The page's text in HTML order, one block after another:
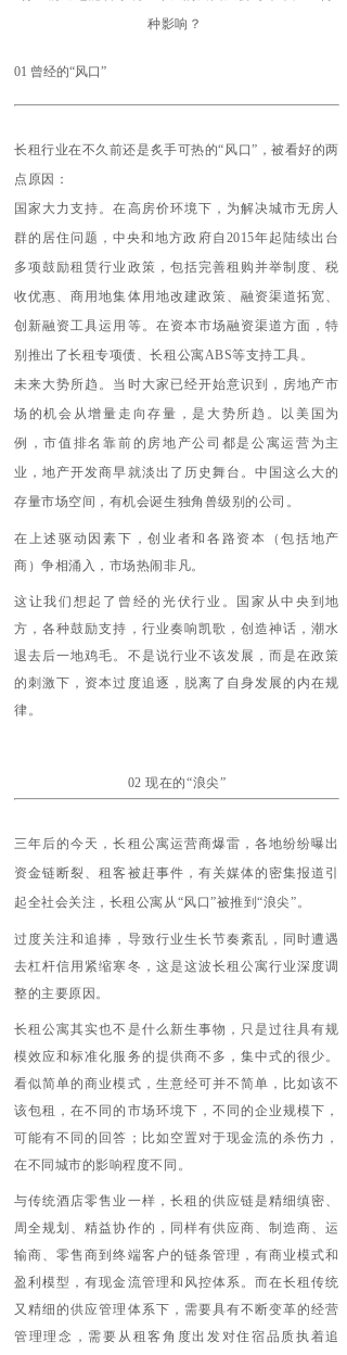
种影响？
01 曾经的“风口”
长租行业在不久前还是炙手可热的“风口”，被看好的两
点原因：
国家大力支持。在高房价环境下，为解决城市无房人
群的居住问题，中央和地方政府自2015年起陆续出台
多项鼓励租赁行业政策，包括完善租购并举制度、税
收优惠、商用地集体用地改建政策、融资渠道拓宽、
创新融资工具运用等。在资本市场融资渠道方面，特
别推出了长租专项债、长租公寓ABS等支持工具。
未来大势所趋。当时大家已经开始意识到，房地产市
场的机会从增量走向存量，是大势所趋。以美国为
例，市值排名靠前的房地产公司都是公寓运营为主
业，地产开发商早就淡出了历史舞台。中国这么大的
存量市场空间，有机会诞生独角兽级别的公司。
在上述驱动因素下，创业者和各路资本（包括地产
商）争相涌入，市场热闹非凡。
这让我们想起了曾经的光伏行业。国家从中央到地
方，各种鼓励支持，行业奏响凯歌，创造神话，潮水
退去后一地鸡毛。不是说行业不该发展，而是在政策
的刺激下，资本过度追逐，脱离了自身发展的内在规
律。
02 现在的“浪尖”
三年后的今天，长租公寓运营商爆雷，各地纷纷曝出
资金链断裂、租客被赶事件，有关媒体的密集报道引
起全社会关注，长租公寓从“风口”被推到“浪尖”。
过度关注和追捧，导致行业生长节奏紊乱，同时遭遇
去杠杆信用紧缩寒冬，这是这波长租公寓行业深度调
整的主要原因。
长租公寓其实也不是什么新生事物，只是过往具有规
模效应和标准化服务的提供商不多，集中式的很少。
看似简单的商业模式，生意经可并不简单，比如该不
该包租，在不同的市场环境下，不同的企业规模下，
可能有不同的回答；比如空置对于现金流的杀伤力，
在不同城市的影响程度不同。
与传统酒店零售业一样，长租的供应链是精细缜密、
周全规划、精益协作的，同样有供应商、制造商、运
输商、零售商到终端客户的链条管理，有商业模式和
盈利模型，有现金流管理和风控体系。而在长租传统
又精细的供应管理体系下，需要具有不断变革的经营
管理理念，需要从租客角度出发对住宿品质执着追